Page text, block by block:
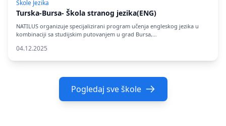
Škole Jezika
Turska-Bursa- Škola stranog jezika(ENG)
NATILUS organizuje specijalizirani program učenja engleskog jezika u
kombinaciji sa studijskim putovanjem u grad Bursa,…
04.12.2025
Pogledaj sve škole